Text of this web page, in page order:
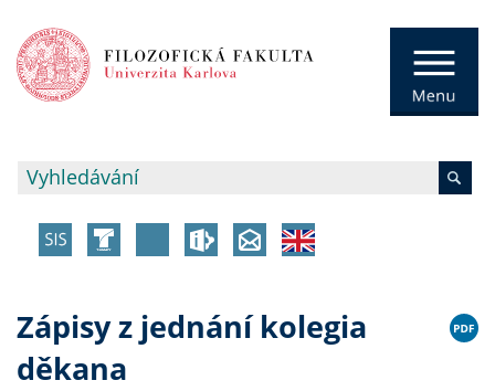
Zápisy z jednání kolegia
děkana